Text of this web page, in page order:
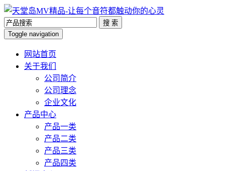
搜 索
Toggle navigation
网站首页
关于我们
公司简介
公司理念
企业文化
产品中心
产品一类
产品二类
产品三类
产品四类